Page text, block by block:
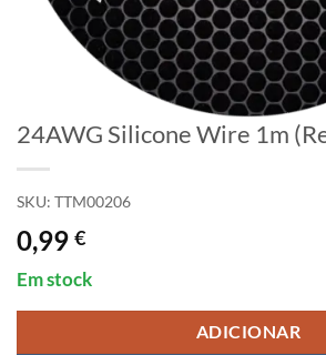
24AWG Silicone Wire 1m
SKU: TTM00206
0,99 €
Em stock
ADICIONAR